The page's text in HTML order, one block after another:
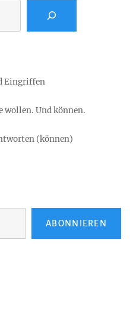
Eingriffen
wollen. Und können.
(können)
ABONNIEREN